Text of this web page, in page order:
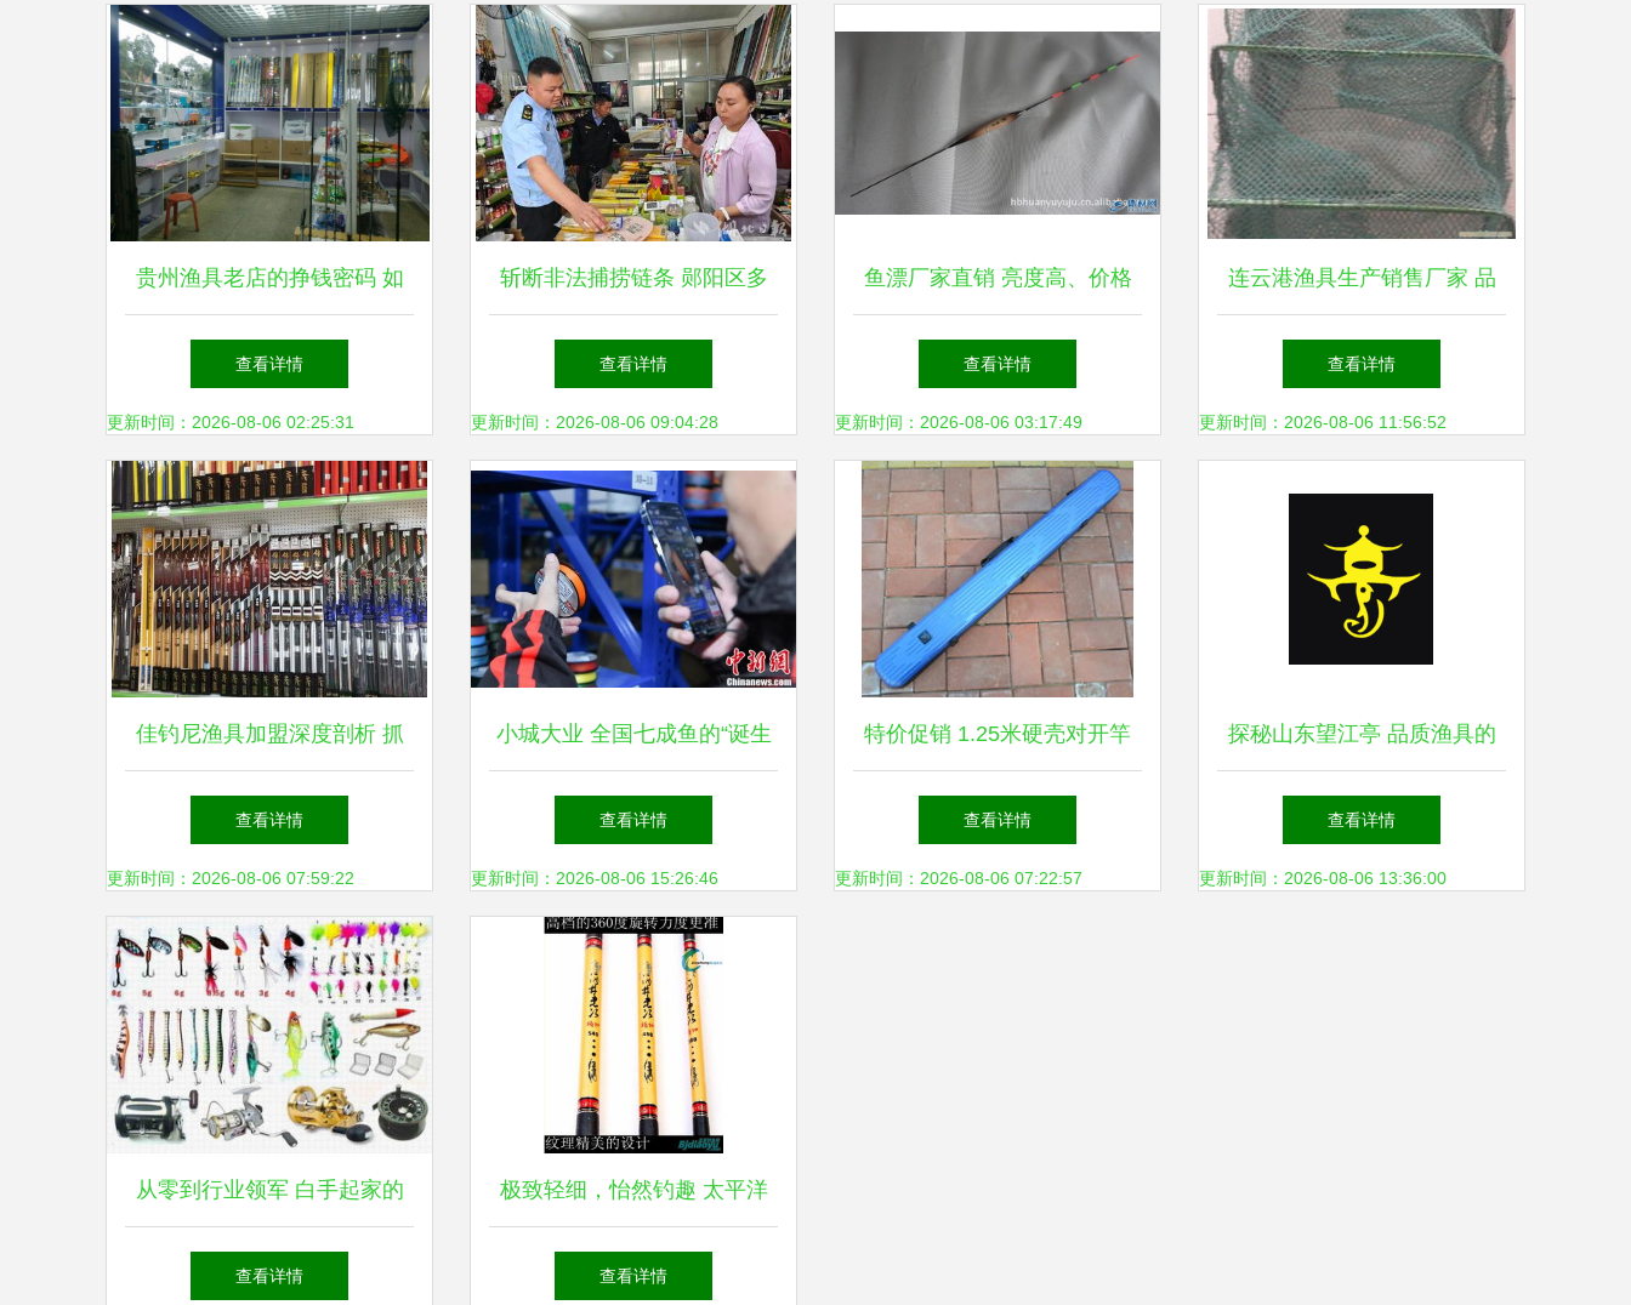
贵州渔具老店的挣钱密码 如
何用狼王营销活动抓住生意契
机
查看详情
更新时间：2026-08-06 02:25:31
斩断非法捕捞链条 郧阳区多
部门联合开展禁用渔具销售专
项执法检查
查看详情
更新时间：2026-08-06 09:04:28
鱼漂厂家直销 亮度高、价格
低、售后好的四重保障
查看详情
更新时间：2026-08-06 03:17:49
连云港渔具生产销售厂家 品
质与服务的双重保障
查看详情
更新时间：2026-08-06 11:56:52
佳钓尼渔具加盟深度剖析 抓
住垂钓经济风口，开启创业理
想选择
查看详情
更新时间：2026-08-06 07:59:22
小城大业 全国七成鱼的“诞生
地”，竟藏在这个浙江内陆小
镇？
查看详情
更新时间：2026-08-06 15:26:46
特价促销 1.25米硬壳对开竿
包，渔具收纳与保护的最佳选
择
查看详情
更新时间：2026-08-06 07:22:57
探秘山东望江亭 品质渔具的
专业之选
查看详情
更新时间：2026-08-06 13:36:00
从零到行业领军 白手起家的
电商渔具销售传奇
查看详情
极致轻细，怡然钓趣 太平洋
酒井忠次台钓竿3.6米深度体
查看详情